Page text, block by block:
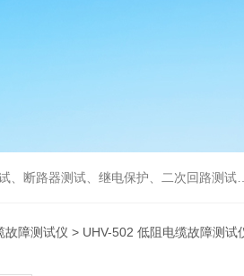
断路器测试、继电保护、二次回路测试、电
故障测试仪 > UHV-502 低阻电缆故障测试